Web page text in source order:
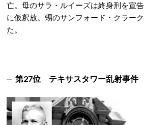
亡。母のサラ・ルイーズは終身刑を宣
に仮釈放。甥のサンフォード・クラー
た。
第27位 テキサスタワー乱射事件